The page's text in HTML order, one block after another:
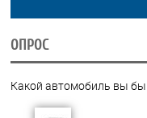
ОПРОС
Какой автомобиль вы